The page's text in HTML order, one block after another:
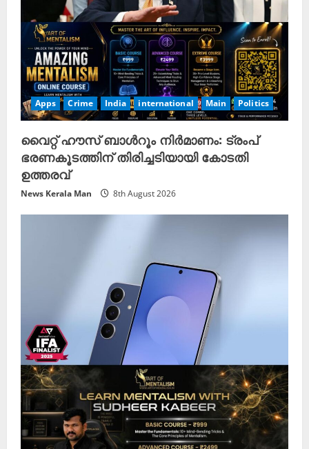
Apps Crime India international Main Politics
വൈറ്റ് ഹൗസ് ബാൾറൂം നിർമാണം: ട്രംപ്
ഭരണകൂടത്തിന് തിരിച്ചടിയായി കോടതി
ഉത്തരവ്
News Kerala Man 8th August 2026